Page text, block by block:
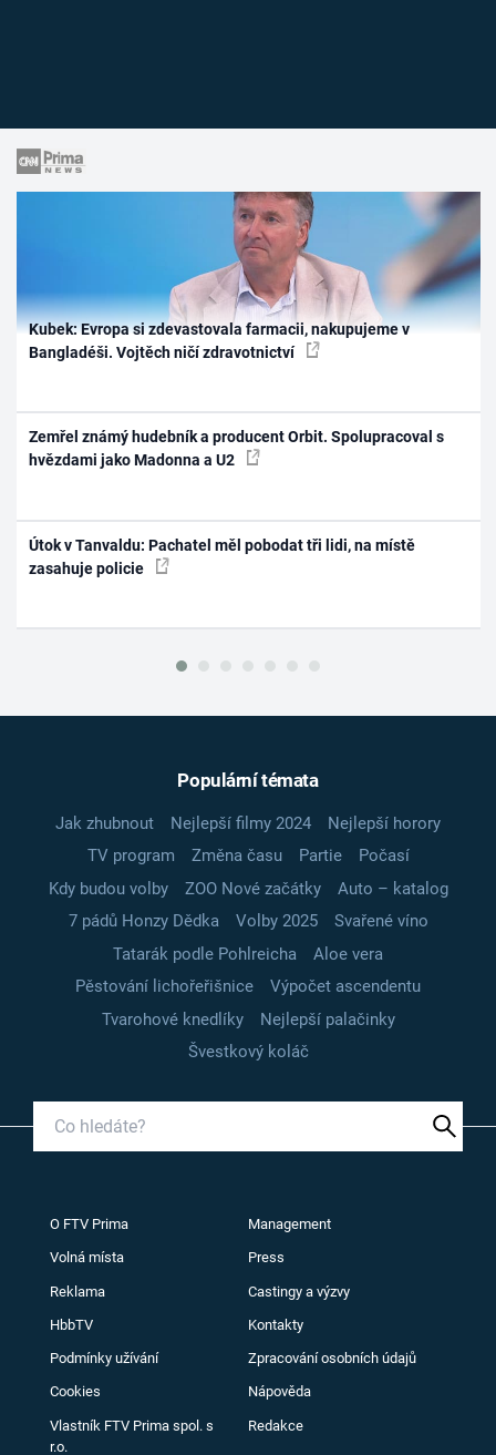
Kubek: Evropa si zdevastovala farmacii, nakupujeme v
Bangladéši. Vojtěch ničí zdravotnictví
Zemřel známý hudebník a producent Orbit. Spolupracoval s
hvězdami jako Madonna a U2
Útok v Tanvaldu: Pachatel měl pobodat tři lidi, na místě
zasahuje policie
Populární témata
Jak zhubnout Nejlepší filmy 2024
Nejlepší horory
TV program
Změna času Partie
Počasí
Kdy budou volby
ZOO Nové začátky
Auto – katalog
7 pádů Honzy Dědka
Volby 2025
Svařené víno
Tatarák podle Pohlreicha
Aloe vera
Pěstování lichořeřišnice
Výpočet ascendentu
Tvarohové knedlíky
Nejlepší palačinky
Švestkový koláč
O FTV Prima Management
Volná místa Press
Reklama Castingy a výzvy
HbbTV Kontakty
Podmínky užívání Zpracování osobních údajů
Cookies Nápověda
Vlastník FTV Prima spol. s
r.o.
Redakce